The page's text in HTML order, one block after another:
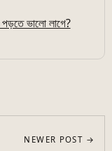
পড়তে ভালো লাগে?
NEWER POST →